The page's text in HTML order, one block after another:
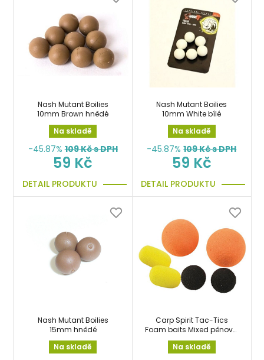
Nash Mutant Boilies
10mm Brown hnědé
Na skladě
-45.87% 109Kč s DPH
59 Kč
DETAIL PRODUKTU
Nash Mutant Boilies
10mm White bílé
Na skladě
-45.87% 109Kč s DPH
59 Kč
DETAIL PRODUKTU
Nash Mutant Boilies
15mm hnědé
Na skladě
Carp Spirit Tac-Tics
Foam baits Mixed pěnová
nástraha 12ks barevný
mix
Na skladě